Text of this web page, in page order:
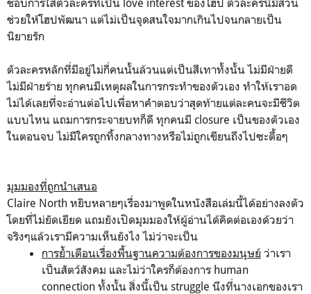
ช่วยให้โฮปพัฒนา แต่ไม่เป็นจุดสนใจมากเกินไปจนกลายเป็น
นิยายรัก
ตัวละครหลักที่มีอยู่ไม่กี่คนนั้นล้วนแต่เป็นสีเทาทั้งนั้น ไม่มีฝ่ายดี
ไม่มีฝ่ายร้าย ทุกคนมีเหตุผลในการกระทำของตัวเอง ทำให้เราอด
ไม่ได้เลยที่จะอ่านต่อไปเพื่อหาคำตอบว่าสุดท้ายแต่ละคนจะมีชีวิต
แบบไหน แถมการกระจายบทก็ดี ทุกคนมี closure เป็นของตัวเอง
ในตอนจบ ไม่มีใครถูกทิ้งกลางทางหรือไม่ถูกเขียนถึงไปซะดื้อๆ
มุมมองที่ถูกนำเสนอ
Claire North หยิบหลายๆเรื่องมาพูดในหนังสือเล่มนี้ได้อย่างลงตัว
โดยที่ไม่ยัดเยียด แถมยังเปิดมุมมองให้ผู้อ่านได้คิดต่อเองด้วยว่า
จริงๆแล้วเรามีความเห็นยังไง ไม่ว่าจะเป็น
การย้ำเตือนเรื่องพื้นฐานความต้องการของมนุษย์ ว่าเรา
เป็นสัตว์สังคม และไม่ว่าใครก็ต้องการ human
connection ทั้งนั้น สิ่งนี้เป็น struggle นึงที่นางเอกของเรา